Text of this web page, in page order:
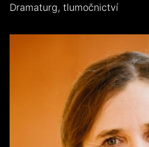
Dramaturg, tlumočnictví